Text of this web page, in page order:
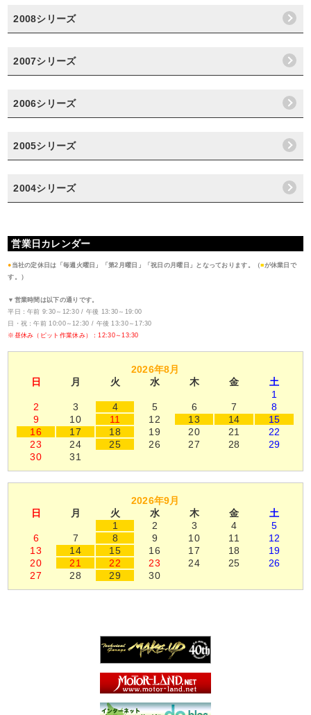
2008シリーズ
2007シリーズ
2006シリーズ
2005シリーズ
2004シリーズ
営業日カレンダー
● 当社の定休日は「毎週火曜日」「第2月曜日」「祝日の月曜日」となっております。（■が休業日で
す。）
▼営業時間は以下の通りです。
平日：午前 9:30～12:30 / 午後 13:30～19:00
日・祝：午前 10:00～12:30 / 午後 13:30～17:30
※昼休み（ピット作業休み）：12:30～13:30
2026年8月
日
月 火 水 木 金
土
1
2
3 4 5 6 7
8
9
10 11 12 13 14
15
16
17 18 19 20 21
22
23
24 25 26 27 28
29
30
31
2026年9月
日
月 火 水 木 金
土
1
2 3 4
5
6
7 8 9 10 11
12
13
14 15 16 17 18
19
20
21 22 23 24 25
26
27
28 29 30